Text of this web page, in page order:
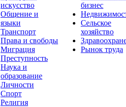
искусство
Общение и
языки
Транспорт
Права и свободы
Миграция
Преступность
Наука и
образование
Личности
Спорт
Религия
бизнес
Сельское
хозяйство
Рынок труда